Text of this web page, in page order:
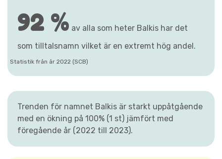
92 % av alla som heter Balkis har det
som tilltalsnamn vilket är en extremt hög andel.
Statistik från år 2022 (SCB)
Trenden för namnet Balkis är starkt uppåtgående
med en ökning på 100% (1 st) jämfört med
föregående år (2022 till 2023).